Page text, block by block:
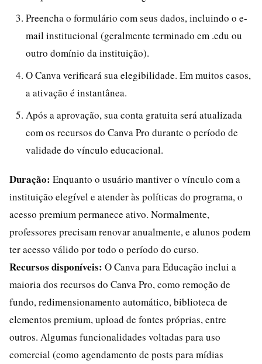
Preencha o formulário com seus dados, incluindo o e-
mail institucional (geralmente terminado em .edu ou
outro domínio da instituição).
O Canva verificará sua elegibilidade. Em muitos casos,
a ativação é instantânea.
Após a aprovação, sua conta gratuita será atualizada
com os recursos do Canva Pro durante o período de
validade do vínculo educacional.
Duração: Enquanto o usuário mantiver o vínculo com a
instituição elegível e atender às políticas do programa, o
acesso premium permanece ativo. Normalmente,
professores precisam renovar anualmente, e alunos podem
ter acesso válido por todo o período do curso.
Recursos disponíveis: O Canva para Educação inclui a
maioria dos recursos do Canva Pro, como remoção de
fundo, redimensionamento automático, biblioteca de
elementos premium, upload de fontes próprias, entre
outros. Algumas funcionalidades voltadas para uso
comercial (como agendamento de posts para mídias